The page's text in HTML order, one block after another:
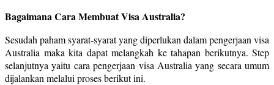
Bagaimana Cara Membuat Visa Australia?
Sesudah paham syarat-syarat yang diperlukan dalam pengerjaan visa
Australia maka kita dapat melangkah ke tahapan berikutnya. Step
selanjutnya yaitu cara pengerjaan visa Australia yang secara umum
dijalankan melalui proses berikut ini.